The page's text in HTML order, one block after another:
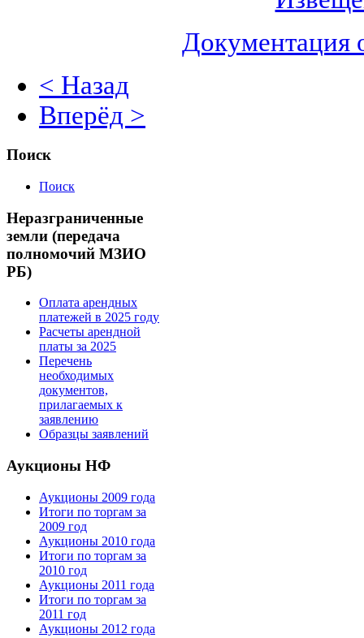
Документация
< Назад
Вперёд >
Поиск
Поиск
Неразграниченные
земли (передача
полномочий МЗИО
РБ)
Оплата арендных
платежей в 2025 году
Расчеты арендной
платы за 2025
Перечень
необходимых
документов,
прилагаемых к
заявлению
Образцы заявлений
Аукционы НФ
Аукционы 2009 года
Итоги по торгам за
2009 год
Аукционы 2010 года
Итоги по торгам за
2010 год
Аукционы 2011 года
Итоги по торгам за
2011 год
Аукционы 2012 года